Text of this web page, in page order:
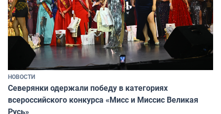
НОВОСТИ
Северянки одержали победу в категориях
всероссийского конкурса «Мисс и Миссис Великая
Русь»